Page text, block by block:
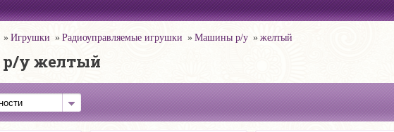
Игрушки Радиоуправляемые игрушки Машины р/у желтый
у желтый